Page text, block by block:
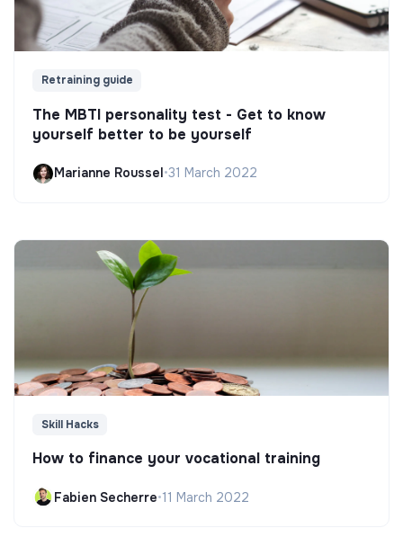
Retraining guide
The MBTI personality test - Get to know
yourself better to be yourself
Marianne Roussel•31 March 2022
Skill Hacks
How to finance your vocational training
Fabien Secherre•11 March 2022